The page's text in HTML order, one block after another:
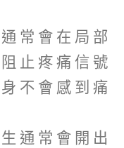
常會在局部
止疼痛信號
不會感到痛
通常會開出